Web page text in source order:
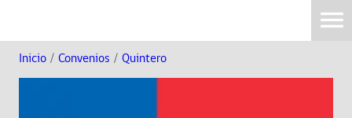
Inicio / Convenios / Quintero